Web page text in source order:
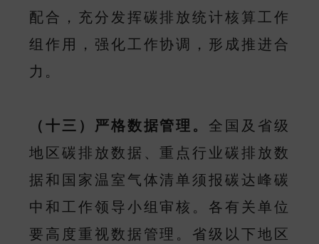
配合，充分发挥碳排放统计核算工作
组作用，强化工作协调，形成推进合
力。
（十三）严格数据管理。 全国及省级
地区碳排放数据、重点行业碳排放数
据和国家温室气体清单须报碳达峰碳
中和工作领导小组审核。各有关单位
要高度重视数据管理。省级以下地区